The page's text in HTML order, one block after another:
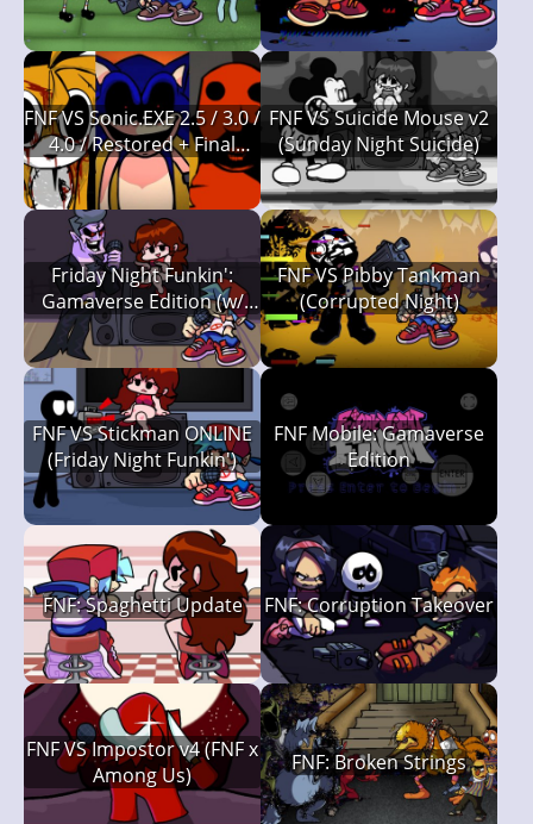
FNF VS Sonic.EXE 2.5 / 3.0 /
4.0 / Restored + Final
Escape
FNF VS Suicide Mouse v2
(Sunday Night Suicide)
Friday Night Funkin':
Gamaverse Edition (w/
Spaghetti)
FNF VS Pibby Tankman
(Corrupted Night)
FNF VS Stickman ONLINE
(Friday Night Funkin')
FNF Mobile: Gamaverse
Edition
FNF: Spaghetti Update FNF: Corruption Takeover
FNF VS Impostor v4 (FNF x
Among Us)
FNF: Broken Strings